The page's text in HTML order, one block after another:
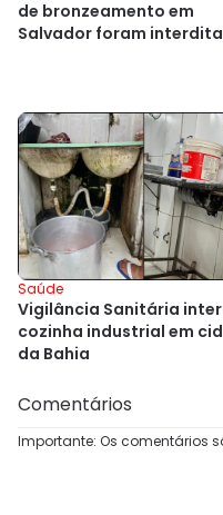
de bronzeamento em
Salvador foram
Saúde
Vigilância Sanitária
cozinha industrial em
da Bahia
Comentários
Importante: Os comentários